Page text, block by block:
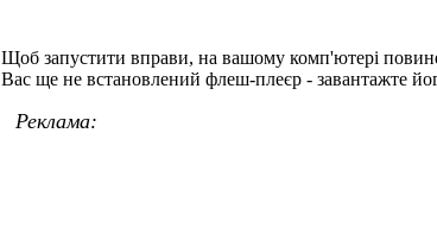
Щоб запустити вправи, на вашому комп'ютері
Вас ще не встановлений флеш-плеєр - завантажте
Реклама: